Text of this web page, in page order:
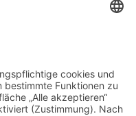
UNS